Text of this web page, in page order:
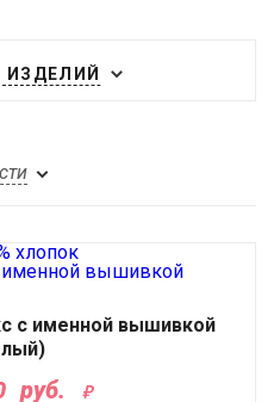
ИЗДЕЛИЙ
с именной вышивкой
руб.